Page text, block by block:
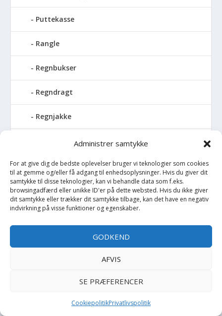
Administrer samtykke
For at give dig de bedste oplevelser bruger vi teknologier som cookies
til at gemme og/eller få adgang til enhedsoplysninger. Hvis du giver dit
samtykke til disse teknologier, kan vi behandle data som f.eks.
browsingadfærd eller unikke ID'er på dette websted. Hvis du ikke giver
dit samtykke eller trækker dit samtykke tilbage, kan det have en negativ
indvirkning på visse funktioner og egenskaber.
GODKEND
AFVIS
SE PRÆFERENCER
CookiepolitikPrivatlivspolitik
Puttekasse
Rangle
Regnbukser
Regndragt
Regnjakke
Regntøj
Rulleskøjter
Rygsæk